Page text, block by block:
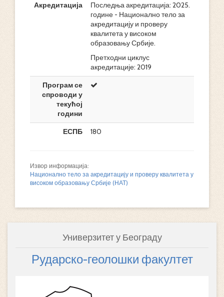
Акредитација
Последња акредитација: 2025.
године - Национално тело за
акредитацију и проверу
квалитета у високом
образовању Србије.
Претходни циклус
акредитације: 2019
Програм се
спроводи у
текућој
години
ЕСПБ
180
Извор информација:
Национално тело за акредитацију и проверу квалитета у
високом образовању Србије (НАТ)
Универзитет у Београду
Рударско-геолошки факултет